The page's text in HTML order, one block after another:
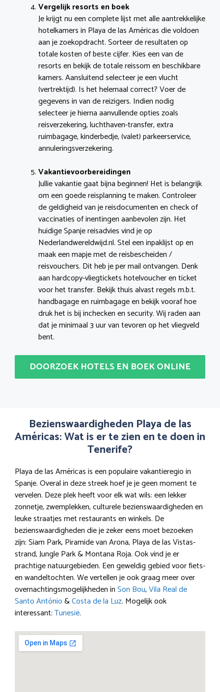
Vergelijk resorts en boek
Je krijgt nu een complete lijst met alle aantrekkelijke
hotelkamers in Playa de las Américas die voldoen
aan je zoekopdracht. Sorteer de resultaten op
totale kosten of beste cijfer. Kies een van de
resorts en bekijk de totale reissom en beschikbare
kamers. Aansluitend selecteer je een vlucht
(vertrektijd). Is het helemaal correct? Voer de
gegevens in van de reizigers. Indien nodig
selecteer je hierna aanvullende opties zoals
reisverzekering, luchthaven-transfer, extra
ruimbagage, kinderbedje, (valet) parkeerservice,
annuleringsverzekering.
Vakantievoorbereidingen
Jullie vakantie gaat bijna beginnen! Het is belangrijk
om een goede reisplanning te maken. Controleer
de geldigheid van je reisdocumenten en check of
vaccinaties of inentingen aanbevolen zijn. Het
huidige Spanje reisadvies vind je op
Nederlandwereldwijd.nl. Stel een inpaklijst op en
maak een mapje met de reisbescheiden /
reisvouchers. Dit heb je per mail ontvangen. Denk
aan hardcopy-vliegtickets hotelvoucher en ticket
voor het transfer. Bekijk thuis alvast regels m.b.t.
handbagage en ruimbagage en bekijk vooraf hoe
druk het is bij inchecken en security. Wij raden aan
dat je minimaal 3 uur van tevoren op het vliegveld
bent.
DOORZOEK HOTELS EN BOEK ONLINE
Bezienswaardigheden Playa de las
Américas: Wat is er te zien en te doen in
Tenerife?
Playa de las Américas is een populaire vakantieregio in
Spanje. Overal in deze streek hoef je je geen moment te
vervelen. Deze plek heeft voor elk wat wils: een lekker
zonnetje, zwemplekken, culturele bezienswaardigheden en
leuke straatjes met restaurants en winkels. De
bezienswaardigheden die je zeker eens moet bezoeken
zijn: Siam Park, Piramide van Arona, Playa de las Vistas-
strand, Jungle Park & Montana Roja. Ook vind je er
prachtige natuurgebieden. Een geweldig gebied voor fiets-
en wandeltochten. We vertellen je ook graag meer over
overnachtingsmogelijkheden inSon Bou,Vila Real de
Santo António&Costa de la Luz. Mogelijk ook
interessant:Tunesië.